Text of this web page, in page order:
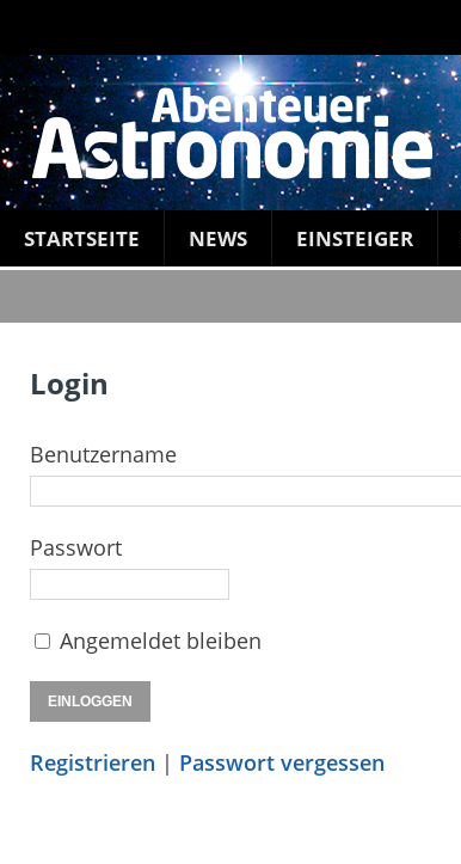
STARTSEITE NEWS EINSTEIGER
Login
Benutzername
Passwort
Angemeldet bleiben
Registrieren | Passwort vergessen